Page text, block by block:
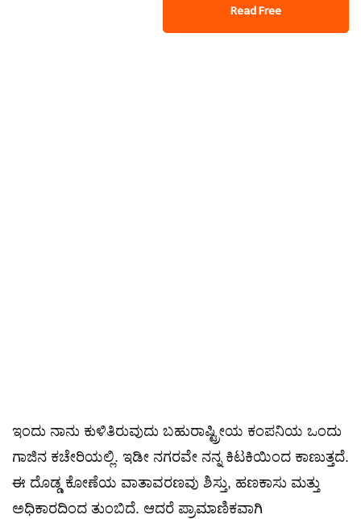
Read Free
ಇಂದು ನಾನು ಕುಳಿತಿರುವುದು ಬಹುರಾಷ್ಟ್ರೀಯ ಕಂಪನಿಯ ಒಂದು
ಗಾಜಿನ ಕಚೇರಿಯಲ್ಲಿ. ಇಡೀ ನಗರವೇ ನನ್ನ ಕಿಟಕಿಯಿಂದ ಕಾಣುತ್ತದೆ.
ಈ ದೊಡ್ಡ ಕೋಣೆಯ ವಾತಾವರಣವು ಶಿಸ್ತು, ಹಣಕಾಸು ಮತ್ತು
ಅಧಿಕಾರದಿಂದ ತುಂಬಿದೆ. ಆದರೆ ಪ್ರಾಮಾಣಿಕವಾಗಿ